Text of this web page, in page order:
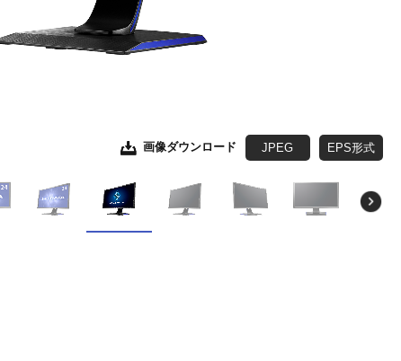
画像ダウンロード JPEG EPS形式
画像ダウンロード JPEG EPS形式
画像ダウンロード JPEG EPS形式
画像ダウンロード JPEG EPS形式
画像ダウンロード JPEG EPS形式
画像ダウンロード JPEG EPS形式
画像ダウンロード JPEG EPS形式
画像ダウンロード JPEG EPS形式